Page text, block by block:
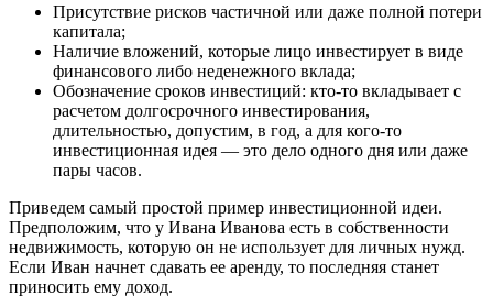
Присутствие рисков частичной или даже полной потери
капитала;
Наличие вложений, которые лицо инвестирует в виде
финансового либо неденежного вклада;
Обозначение сроков инвестиций: кто-то вкладывает с
расчетом долгосрочного инвестирования,
длительностью, допустим, в год, а для кого-то
инвестиционная идея — это дело одного дня или даже
пары часов.
Приведем самый простой пример инвестиционной идеи.
Предположим, что у Ивана Иванова есть в собственности
недвижимость, которую он не использует для личных нужд.
Если Иван начнет сдавать ее аренду, то последняя станет
приносить ему доход.